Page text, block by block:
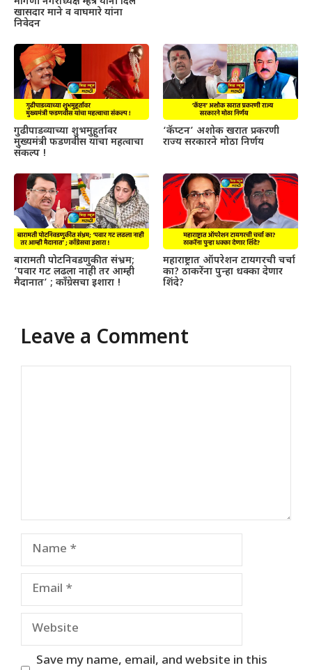
खासदार माने व वाघमारे यांना
निवेदन
गुढीपाडव्याच्या शुभमुहूर्तावर
मुख्यमंत्री फडणवीस यांचा महत्वाचा
संकल्प !
‘कॅप्टन’ अशोक खरात प्रकरणी
राज्य सरकारने मोठा निर्णय
बारामती पोटनिवडणुकीत संभ्रम;
‘पवार गट लढला नाही तर आम्ही
मैदानात’ ; काँग्रेसचा इशारा !
महाराष्ट्रात ऑपरेशन टायगरची चर्चा
का? ठाकरेंना पुन्हा धक्का देणार
शिंदे?
Leave a Comment
Name
Email
Website
Save my name, email, and website in this